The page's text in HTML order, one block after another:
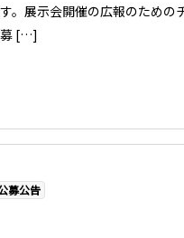
。展示会開催の広報のため
募 […]
募公告